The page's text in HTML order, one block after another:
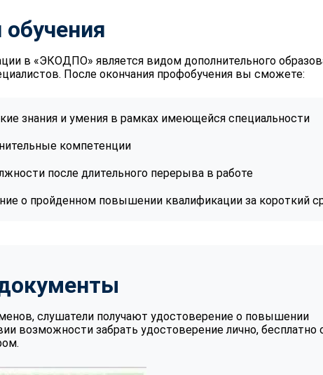
в «ЭКОДПО» является видом дополнительного
После окончания профобучения вы сможете:
знания и умения в рамках имеющейся специальности
компетенции
после длительного перерыва в работе
о пройденном повышении квалификации за короткий
слушатели получают удостоверение о повышении
возможности забрать удостоверение лично, бесплатно